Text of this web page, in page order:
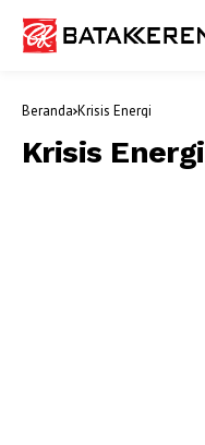
Beranda Krisis Energi
Krisis Energi